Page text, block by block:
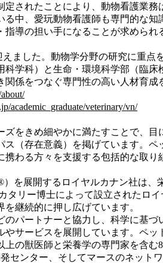
定されたことにより、動物看護業
中、愛玩動物看護師も専門的な
導の担い手になることが求めら
えました。動物学分野の研究に重
学科）と生命・環境科学部（臨
係をつなぐ専門性の高い人材育成
academic_graduate/veterinary/vn/
をきめ細やかに満たすことで、
（存在意義）を掲げています。
わる方々を支援する包括的な取
を展開するロイヤルカナン社は
タリー博士によって設立された
継続的に押し広げています。
のパートナーと協力し、科学に基
サービスを展開しています。ペ
上の獣医師と栄養学の専門家を含
センター、そしてマースのネット